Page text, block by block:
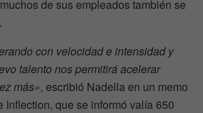
de sus empleados también se
con velocidad e intensidad y
talento nos permitirá acelerar
más», escribió Nadella en un memo
Inflection, que se informó valía 650